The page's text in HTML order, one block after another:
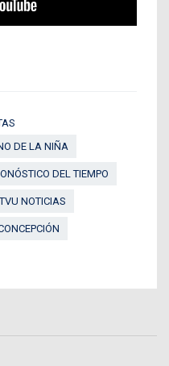
DE LA NIÑA
DEL TIEMPO
NOTICIAS